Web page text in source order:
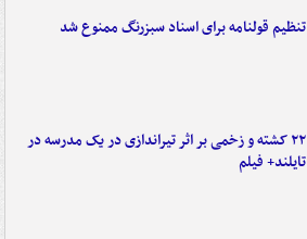
تنظیم قولنامه برای اسناد سبزرنگ ممنوع شد
۲۲ کشته و زخمی بر اثر تیراندازی در یک مدرسه در
تایلند+ فیلم